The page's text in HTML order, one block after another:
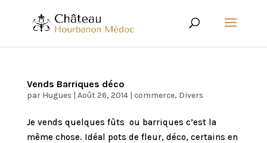
Vends Barriques déco
par Hugues | Août 26, 2014| commerce, Divers
Je vends quelques fûts ou barriques c’est la
même chose. Idéal pots de fleur, déco, certains en